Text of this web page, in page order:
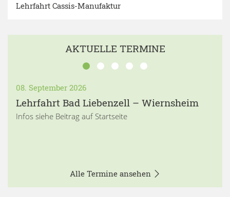
Lehrfahrt Cassis-Manufaktur
AKTUELLE TERMINE
08. September 2026
Lehrfahrt Bad Liebenzell – Wiernsheim
Infos siehe Beitrag auf Startseite
Alle Termine ansehen